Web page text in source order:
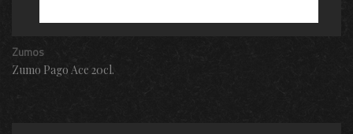
Zumos
Zumo Pago Ace 20cl.